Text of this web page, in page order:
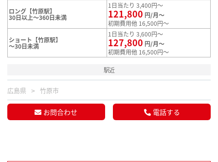
ロング【竹原駅】
30日以上～360日未満
1日当たり 3,400円～
121,800 円/月～
初期費用他 16,500円～
ショート【竹原駅】
～30日未満
1日当たり 3,600円～
127,800 円/月～
初期費用他 16,500円～
駅近
広島県 竹原市
お問合わせ 電話する